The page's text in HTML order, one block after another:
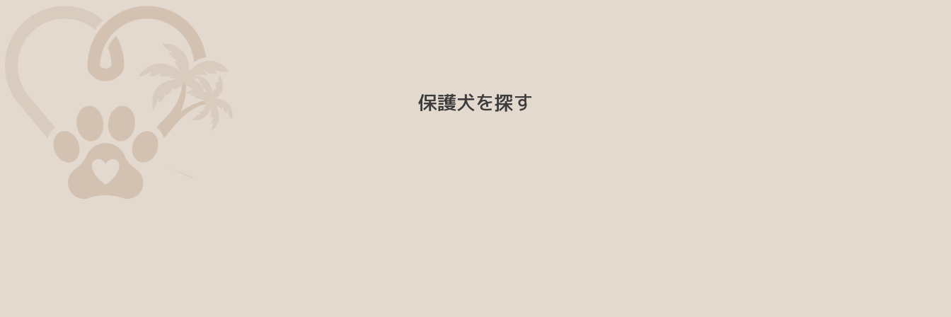
保護犬を探す